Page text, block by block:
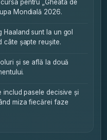
pentru „Gheata de
Mondială 2026.
Haaland sunt la un gol
câte șapte reușite.
și se află la două
includ pasele decisive și
miza fiecărei faze